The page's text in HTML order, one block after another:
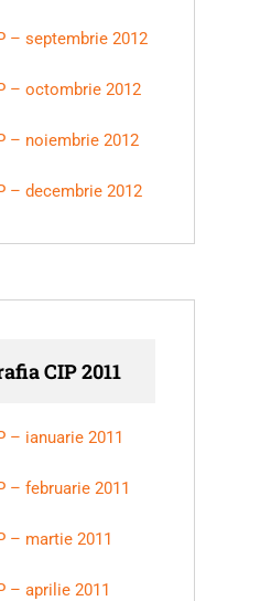
– septembrie 2012
– octombrie 2012
– noiembrie 2012
– decembrie 2012
CIP 2011
– ianuarie 2011
– februarie 2011
– martie 2011
– aprilie 2011